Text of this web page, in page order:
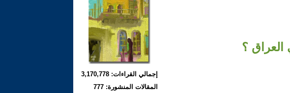
العراق ؟
إجمالي القراءات: 3,170,778
المقالات المنشورة: 777